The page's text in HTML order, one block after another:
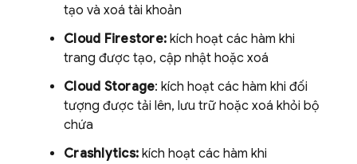
tạo và xoá tài khoản
Cloud Firestore: kích hoạt các hàm khi
trang được tạo, cập nhật hoặc xoá
Cloud Storage: kích hoạt các hàm khi đối
tượng được tải lên, lưu trữ hoặc xoá khỏi bộ
chứa
Crashlytics: kích hoạt các hàm khi